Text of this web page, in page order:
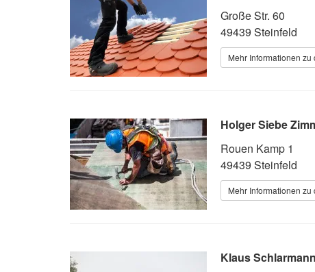
Große Str. 60
49439 Steinfeld
Mehr Informationen
Holger Siebe
Rouen Kamp 1
49439 Steinfeld
Mehr Informationen
Klaus